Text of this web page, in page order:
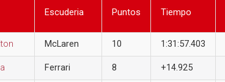
Escuderia Puntos Tiempo
McLaren 10 1:31:57.403
Ferrari 8 +14.925